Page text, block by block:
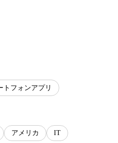
トフォンアプリ
アメリカ IT